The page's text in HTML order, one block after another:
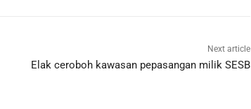
Next article
Elak ceroboh kawasan pepasangan milik SESB